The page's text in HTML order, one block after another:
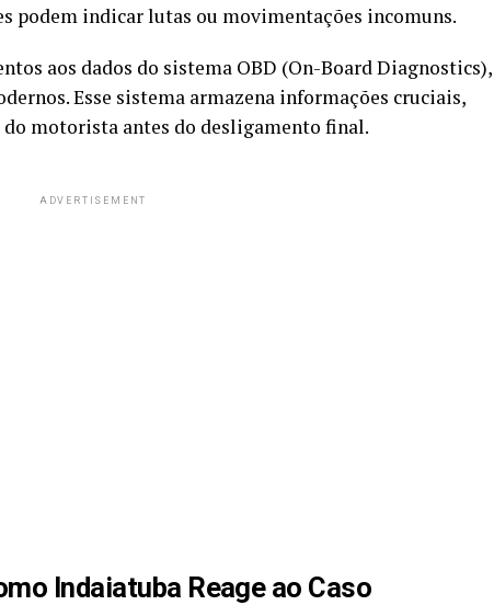
podem indicar lutas ou movimentações incomuns.
aos dados do sistema OBD (On-Board Diagnostics),
Esse sistema armazena informações cruciais,
motorista antes do desligamento final.
ADVERTISEMENT
Indaiatuba Reage ao Caso